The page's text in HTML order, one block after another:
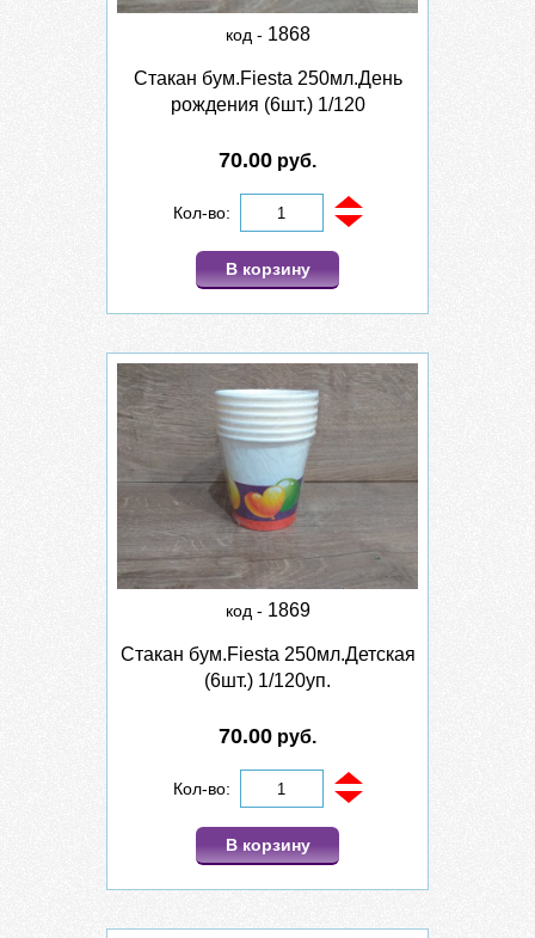
код - 1868
Стакан бум.Fiesta 250мл.День
рождения (6шт.) 1/120
70.00 руб.
Кол-во:
В корзину
код - 1869
Стакан бум.Fiesta 250мл.Детская
(6шт.) 1/120уп.
70.00 руб.
Кол-во:
В корзину